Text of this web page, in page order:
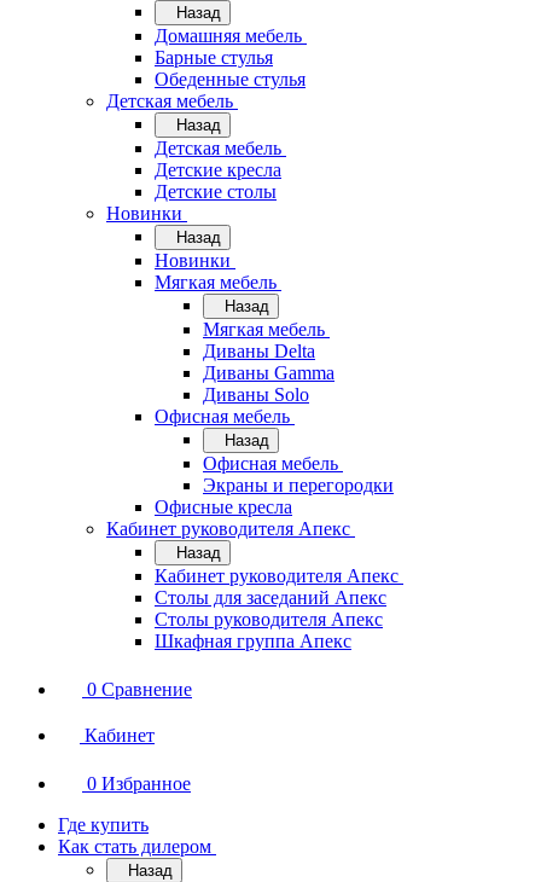
Назад
Домашняя мебель
Барные стулья
Обеденные стулья
Детская мебель
Назад
Детская мебель
Детские кресла
Детские столы
Новинки
Назад
Новинки
Мягкая мебель
Назад
Мягкая мебель
Диваны Delta
Диваны Gamma
Диваны Solo
Офисная мебель
Назад
Офисная мебель
Экраны и перегородки
Офисные кресла
Кабинет руководителя Апекс
Назад
Кабинет руководителя Апекс
Столы для заседаний Апекс
Столы руководителя Апекс
Шкафная группа Апекс
0 Сравнение
Кабинет
0 Избранное
Где купить
Как стать дилером
Назад